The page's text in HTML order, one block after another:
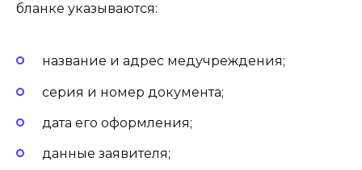
бланке указываются:
название и адрес медучреждения;
серия и номер документа;
дата его оформления;
данные заявителя;